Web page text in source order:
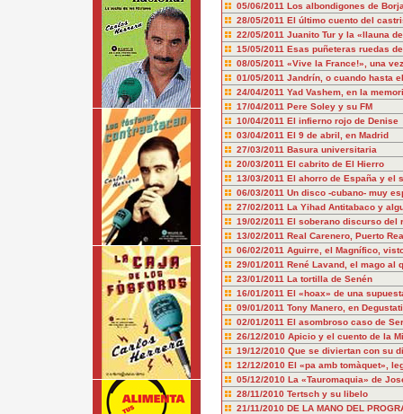
05/06/2011 Los albondigones de
28/05/2011 El último cuento del
22/05/2011 Juanito Tur y la «llauna
15/05/2011 Esas puñeteras ruedas
08/05/2011 «Vive la France!», una
01/05/2011 Jandrín, o cuando hasta
24/04/2011 Yad Vashem, en la
17/04/2011 Pere Soley y su FM
10/04/2011 El infierno rojo de Denise
03/04/2011 El 9 de abril, en Madrid
27/03/2011 Basura universitaria
20/03/2011 El cabrito de El Hierro
13/03/2011 El ahorro de España y el
06/03/2011 Un disco -cubano- muy
27/02/2011 La Yihad Antitabaco y
19/02/2011 El soberano discurso del
13/02/2011 Real Carenero, Puerto
06/02/2011 Aguirre, el Magnífico,
29/01/2011 René Lavand, el mago al
23/01/2011 La tortilla de Senén
16/01/2011 El «hoax» de una
09/01/2011 Tony Manero, en
02/01/2011 El asombroso caso de
26/12/2010 Apicio y el cuento de la
19/12/2010 Que se diviertan con su
12/12/2010 El «pa amb tomàquet»,
05/12/2010 La «Tauromaquia» de
28/11/2010 Tertsch y su libelo
21/11/2010 DE LA MANO DEL